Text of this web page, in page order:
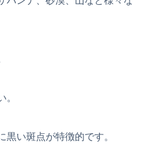
。
い斑点が特徴的です。